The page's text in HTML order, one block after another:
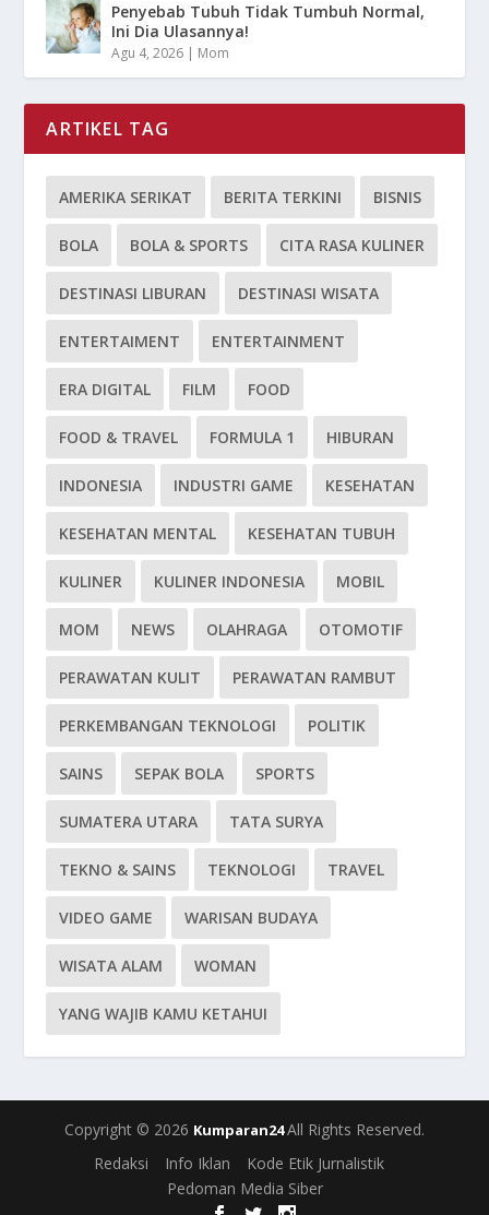
Penyebab Tubuh Tidak Tumbuh Normal,
Ini Dia Ulasannya!
Agu 4, 2026 | Mom
ARTIKEL TAG
AMERIKA SERIKAT BERITA TERKINI BISNIS
BOLA BOLA & SPORTS CITA RASA KULINER
DESTINASI LIBURAN DESTINASI WISATA
ENTERTAIMENT ENTERTAINMENT
ERA DIGITAL FILM FOOD
FOOD & TRAVEL FORMULA 1 HIBURAN
INDONESIA INDUSTRI GAME KESEHATAN
KESEHATAN MENTAL KESEHATAN TUBUH
KULINER KULINER INDONESIA MOBIL
MOM NEWS OLAHRAGA OTOMOTIF
PERAWATAN KULIT PERAWATAN RAMBUT
PERKEMBANGAN TEKNOLOGI POLITIK
SAINS SEPAK BOLA SPORTS
SUMATERA UTARA TATA SURYA
TEKNO & SAINS TEKNOLOGI TRAVEL
VIDEO GAME WARISAN BUDAYA
WISATA ALAM WOMAN
YANG WAJIB KAMU KETAHUI
Copyright © 2026 Kumparan24All Rights Reserved.
Redaksi
Info Iklan
Kode Etik Jurnalistik
Pedoman Media Siber